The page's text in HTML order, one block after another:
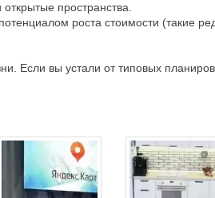
пространства.
роста стоимости (такие
вы устали от типовых